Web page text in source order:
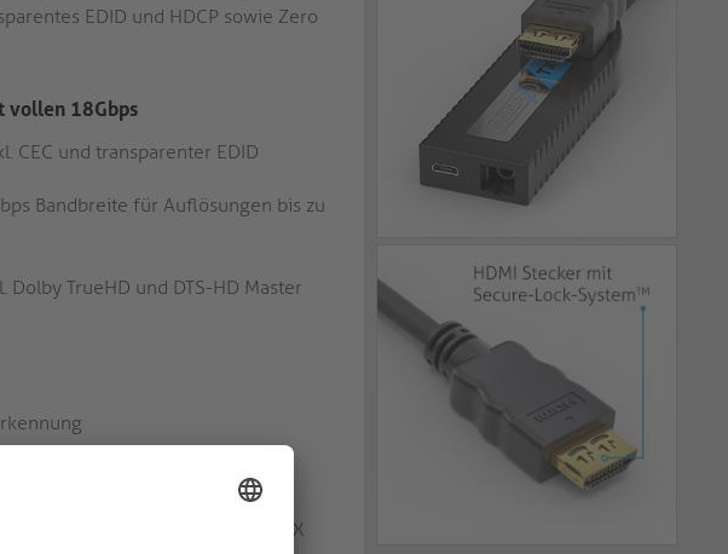
EDID und HDCP sowie Zero
vollen 18Gbps
CEC und transparenter EDID
Bandbreite für Auflösungen bis zu
TrueHD und DTS-HD Master
Lock-System™ an TX und RX